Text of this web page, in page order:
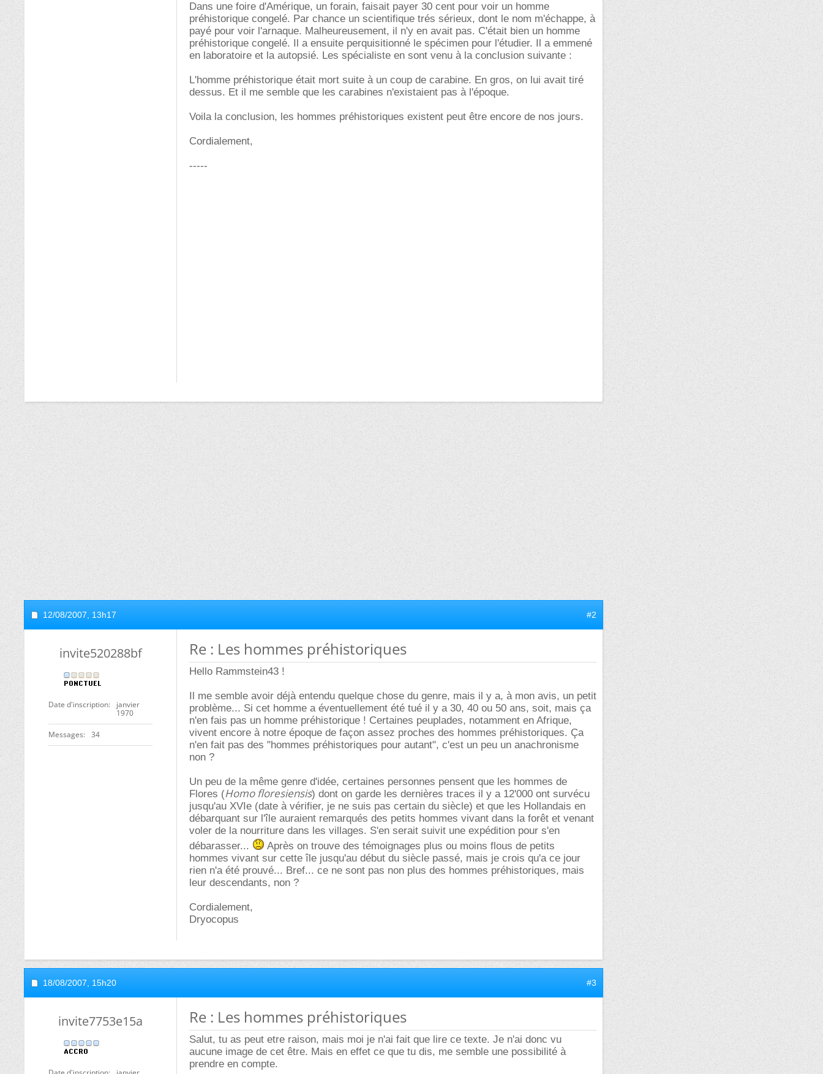
Dans une foire d'Amérique, un forain, faisait payer 30 cent pour voir un homme
préhistorique congelé. Par chance un scientifique trés sérieux, dont le nom m'échappe, à
payé pour voir l'arnaque. Malheureusement, il n'y en avait pas. C'était bien un homme
préhistorique congelé. Il a ensuite perquisitionné le spécimen pour l'étudier. Il a emmené
en laboratoire et la autopsié. Les spécialiste en sont venu à la conclusion suivante :
L'homme préhistorique était mort suite à un coup de carabine. En gros, on lui avait tiré
dessus. Et il me semble que les carabines n'existaient pas à l'époque.
Voila la conclusion, les hommes préhistoriques existent peut être encore de nos jours.
Cordialement,
-----
12/08/2007, 13h17 #2
invite520288bf
Date d'inscription
janvier
1970
Messages 34
Re : Les hommes préhistoriques
Hello Rammstein43 !
Il me semble avoir déjà entendu quelque chose du genre, mais il y a, à mon avis, un petit
problème... Si cet homme a éventuellement été tué il y a 30, 40 ou 50 ans, soit, mais ça
n'en fais pas un homme préhistorique ! Certaines peuplades, notamment en Afrique,
vivent encore à notre époque de façon assez proches des hommes préhistoriques. Ça
n'en fait pas des "hommes préhistoriques pour autant", c'est un peu un anachronisme
non ?
Un peu de la même genre d'idée, certaines personnes pensent que les hommes de
Flores (Homo floresiensis) dont on garde les dernières traces il y a 12'000 ont survécu
jusqu'au XVIe (date à vérifier, je ne suis pas certain du siècle) et que les Hollandais en
débarquant sur l'île auraient remarqués des petits hommes vivant dans la forêt et venant
voler de la nourriture dans les villages. S'en serait suivit une expédition pour s'en
débarasser...
Après on trouve des témoignages plus ou moins flous de petits
hommes vivant sur cette île jusqu'au début du siècle passé, mais je crois qu'a ce jour
rien n'a été prouvé... Bref... ce ne sont pas non plus des hommes préhistoriques, mais
leur descendants, non ?
Cordialement,
Dryocopus
18/08/2007, 15h20 #3
invite7753e15a Re : Les hommes préhistoriques
Salut, tu as peut etre raison, mais moi je n'ai fait que lire ce texte. Je n'ai donc vu
aucune image de cet être. Mais en effet ce que tu dis, me semble une possibilité à
prendre en compte.